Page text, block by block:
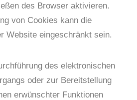
des Browser aktivieren.
von Cookies kann die
Website eingeschränkt sein.
des elektronischen
oder zur Bereitstellung
erwünschter Funktionen